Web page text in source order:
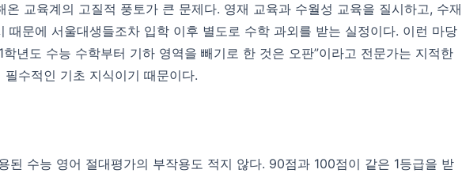
온 교육계의 고질적 풍토가 큰 문제다. 영재 교육과 수월성 교육을 질시하고, 수재
때문에 서울대생들조차 입학 이후 별도로 수학 과외를 받는 실정이다. 이런 마당
년도 수능 수학부터 기하 영역을 빼기로 한 것은 오판”이라고 전문가는 지적한
수적인 기초 지식이기 때문이다.
된 수능 영어 절대평가의 부작용도 적지 않다. 90점과 100점이 같은 1등급을 받